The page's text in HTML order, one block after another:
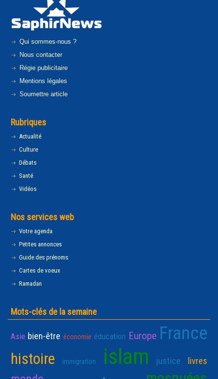
Qui sommes-nous ?
Nous contacter
Régie publicitaire
Mentions légales
Soumettre article
Rubriques
Actualité
Culture
Débats
Santé
Vidéos
Nos services web
Votre agenda
Petites annonces
Guide des prénoms
Cartes de voeux
Ramadan
Mots-clés de la semaine
Asie bien-être économie éducation Europe France
histoire immigration islam justice livres